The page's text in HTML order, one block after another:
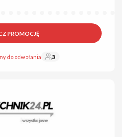
PROMOCJĘ
do odwołania 3